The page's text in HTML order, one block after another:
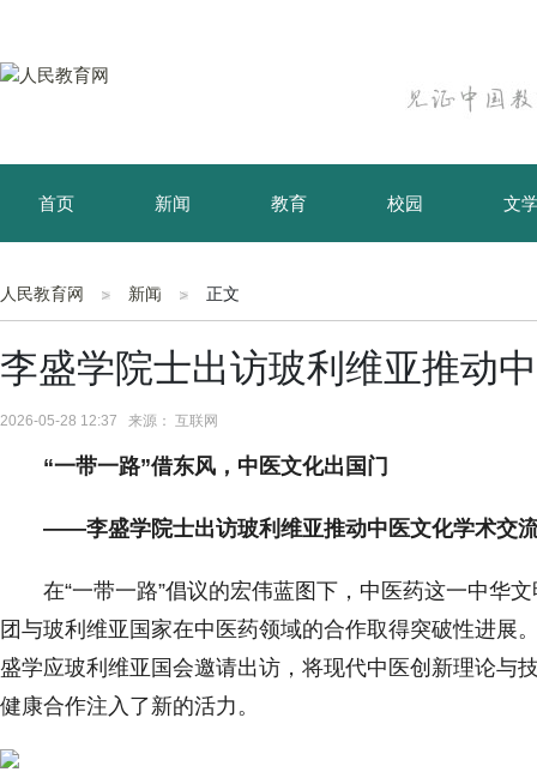
首页 新闻 教育 校园 文
育儿 资讯
人民教育网 新闻 正文
李盛学院士出访玻利维亚推动
2026-05-28 12:37 来源： 互联网
“一带一路”借东风，中医文化出国门
——李盛学院士出访玻利维亚推动中医文化学术交
在“一带一路”倡议的宏伟蓝图下，中医药这一中华
团与玻利维亚国家在中医药领域的合作取得突破性进展
盛学应玻利维亚国会邀请出访，将现代中医创新理论与
健康合作注入了新的活力。